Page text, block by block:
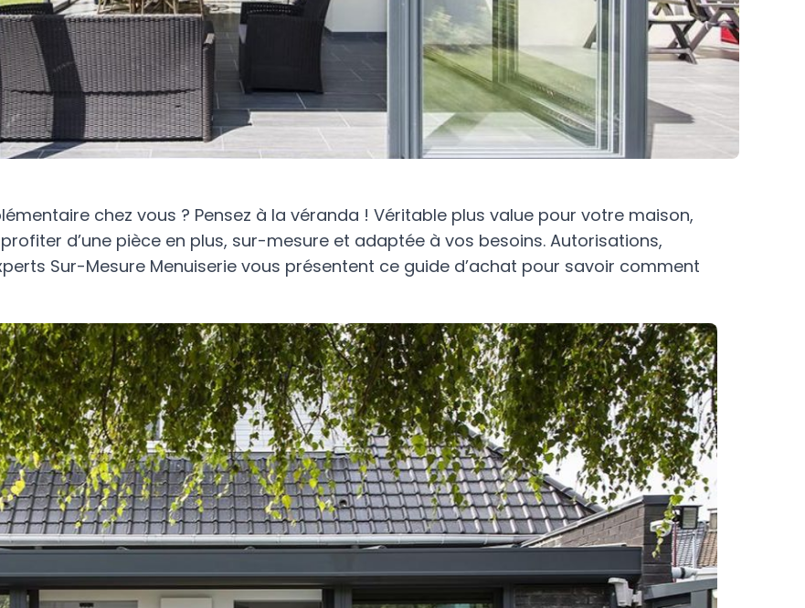
chez vous ? Pensez à la véranda ! Véritable plus value pour votre maison,
d’une pièce en plus, sur-mesure et adaptée à vos besoins. Autorisations,
Sur-Mesure Menuiserie vous présentent ce guide d’achat pour savoir comment